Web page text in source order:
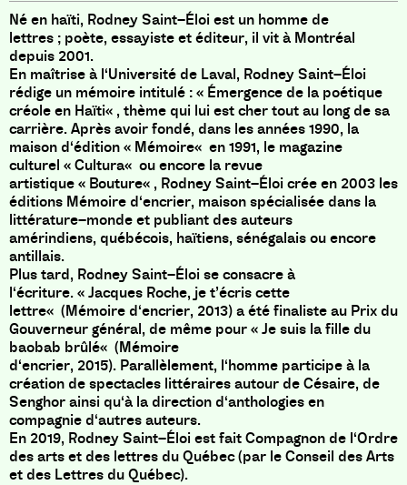
Né en haïti, Rodney Saint–Éloi est un homme de
lettres ; poète,essayiste et éditeur, il vit à Montréal
depuis 2001.
En maîtrise à l‘Université de Laval, Rodney Saint–Éloi
rédige un mémoire intitulé :« Émergence de la poétique
créole en Haïti« ,thème qui lui est cher tout au long de sa
carrière.Après avoir fondé, dans les années 1990, la
maison d‘édition« Mémoire« en 1991, le magazine
culturel «Cultura« ou encore la revue
artistique« Bouture« , Rodney Saint–Éloi crée en 2003 les
éditions Mémoire d‘encrier, maison spécialisée dans la
littérature–monde et publiant des auteurs
amérindiens, québécois, haïtiens,sénégalais ou encore
antillais.
Plus tard, Rodney Saint–Éloi se consacre à
l‘écriture.«Jacques Roche, je t’écris cette
lettre« (Mémoire d‘encrier, 2013)a été finaliste au Prix du
Gouverneur général, de même pour«Je suis la fille du
baobab brûlé« (Mémoire
d‘encrier, 2015). Parallèlement, l‘homme participe à la
création de spectacles littéraires autour de Césaire, de
Senghor ainsi qu‘à la direction d‘anthologies en
compagnie d‘autres auteurs.
En 2019, Rodney Saint–Éloi est fait Compagnon de l‘Ordre
des arts et des lettres du Québec(par le Conseil des Arts
et des Lettres du Québec).